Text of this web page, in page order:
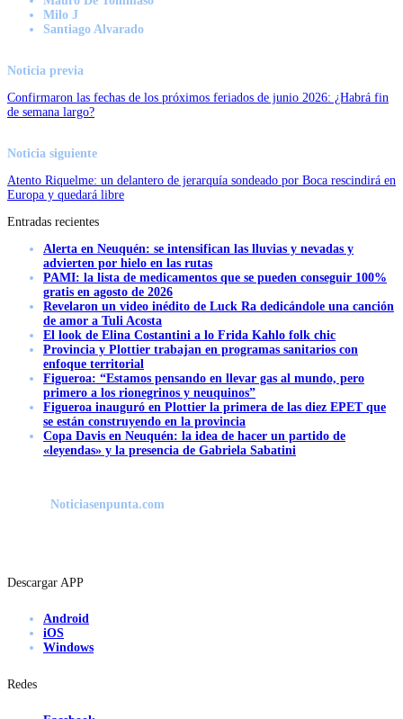
Milo J
Santiago Alvarado
Noticia previa
Confirmaron las fechas de los próximos feriados de junio 2026: ¿Habrá fin
de semana largo?
Noticia siguiente
Atento Riquelme: un delantero de jerarquía sondeado por Boca rescindirá en
Europa y quedará libre
Entradas recientes
Alerta en Neuquén: se intensifican las lluvias y nevadas y
advierten por hielo en las rutas
PAMI: la lista de medicamentos que se pueden conseguir 100%
gratis en agosto de 2026
Revelaron un video inédito de Luck Ra dedicándole una canción
de amor a Tuli Acosta
El look de Elina Costantini a lo Frida Kahlo folk chic
Provincia y Plottier trabajan en programas sanitarios con
enfoque territorial
Figueroa: “Estamos pensando en llevar gas al mundo, pero
primero a los rionegrinos y neuquinos”
Figueroa inauguró en Plottier la primera de las diez EPET que
se están construyendo en la provincia
Copa Davis en Neuquén: la idea de hacer un partido de
«leyendas» y la presencia de Gabriela Sabatini
Noticiasenpunta.com
Descargar APP
Android
iOS
Windows
Redes